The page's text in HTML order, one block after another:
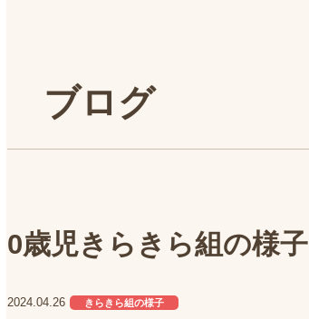
ブログ
0歳児きらきら組の様子
2024.04.26 きらきら組の様子